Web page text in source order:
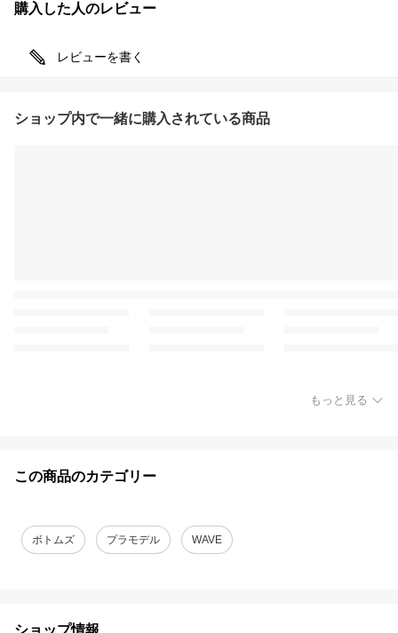
購入した人のレビュー
レビューを書く
ショップ内で一緒に購入されている商品
もっと見る
この商品のカテゴリー
ボトムズ プラモデル WAVE
ショップ情報